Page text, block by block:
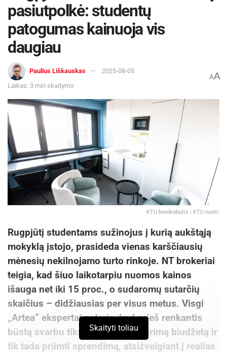
Žymos: Panevėžio sporto centras
pasiutpolkė: studentų
patogumas kainuoja vis
daugiau
Paulius Liškauskas
2025-08-05
Laikas: 3 min skaitymo
AA
KTU bendrabutis | KTU nuotr.
Rugpjūtį studentams sužinojus į kurią aukštąją
mokyklą įstojo, prasideda vienas karščiausių
mėnesių nekilnojamo turto rinkoje. NT brokeriai
teigia, kad šiuo laikotarpiu nuomos kainos
išauga net iki 15 proc., o sudaromų sutarčių
skaičius – didžiausias per visus metus. Visgi
„Artea“ ekspertai pataria, kad prieš renkantis
būstą svarbu tiksliai įsivertinti turimą biudžetą ir
tik tada priimti sprendimą, atsižvelgiant į realias
Skaityti toliau